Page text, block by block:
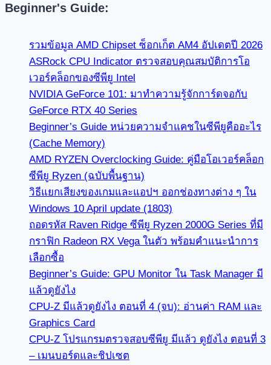
Beginner's Guide:
รวมข้อมูล AMD Chipset ซ็อกเก็ต AM4 อัปเดตปี 2026
ASRock CPU Indicator ตรวจสอบคุณสมบัติการโอ
เวอร์คล็อกของซีพียู Intel
NVIDIA GeForce 101: มาทำความรู้จักการ์ดจอกับ
GeForce RTX 40 Series
Beginner’s Guide หน่วยความจำแคชในซีพียูคืออะไร
(Cache Memory)
AMD RYZEN Overclocking Guide: คู่มือโอเวอร์คล็อก
ซีพียู Ryzen (ฉบับพื้นฐาน)
วิธีแยกเสียงของเกมและแอปฯ ออกช่องทางต่าง ๆ ใน
Windows 10 April update (1803)
ถอดรหัส Raven Ridge ซีพียู Ryzen 2000G Series ที่มี
กราฟิก Radeon RX Vega ในตัว พร้อมคำแนะนำการ
เลือกซื้อ
Beginner’s Guide: GPU Monitor ใน Task Manager มี
แล้วดูยังไง
CPU-Z มีแล้วดูยังไง ตอนที่ 4 (จบ): อ่านค่า RAM และ
Graphics Card
CPU-Z โปรแกรมตรวจสอบซีพียู มีแล้ว ดูยังไง ตอนที่ 3
– เมนบอร์ดและชิปเซต